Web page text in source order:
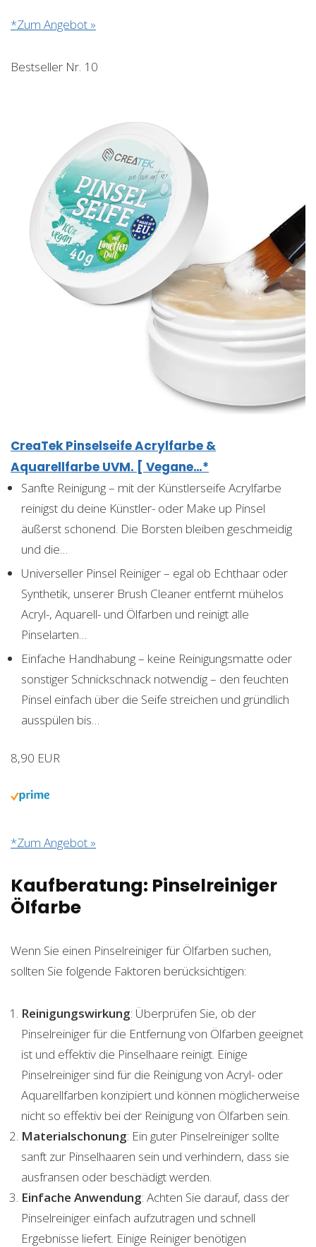
*Zum Angebot »
Bestseller Nr. 10
CreaTek Pinselseife Acrylfarbe &
Aquarellfarbe UVM. [ Vegane…*
Sanfte Reinigung – mit der Künstlerseife Acrylfarbe
reinigst du deine Künstler- oder Make up Pinsel
äußerst schonend. Die Borsten bleiben geschmeidig
und die…
Universeller Pinsel Reiniger – egal ob Echthaar oder
Synthetik, unserer Brush Cleaner entfernt mühelos
Acryl-, Aquarell- und Ölfarben und reinigt alle
Pinselarten…
Einfache Handhabung – keine Reinigungsmatte oder
sonstiger Schnickschnack notwendig – den feuchten
Pinsel einfach über die Seife streichen und gründlich
ausspülen bis…
8,90 EUR
*Zum Angebot »
Kaufberatung: Pinselreiniger
Ölfarbe
Wenn Sie einen Pinselreiniger für Ölfarben suchen,
sollten Sie folgende Faktoren berücksichtigen:
Reinigungswirkung: Überprüfen Sie, ob der
Pinselreiniger für die Entfernung von Ölfarben geeignet
ist und effektiv die Pinselhaare reinigt. Einige
Pinselreiniger sind für die Reinigung von Acryl- oder
Aquarellfarben konzipiert und können möglicherweise
nicht so effektiv bei der Reinigung von Ölfarben sein.
Materialschonung: Ein guter Pinselreiniger sollte
sanft zur Pinselhaaren sein und verhindern, dass sie
ausfransen oder beschädigt werden.
Einfache Anwendung: Achten Sie darauf, dass der
Pinselreiniger einfach aufzutragen und schnell
Ergebnisse liefert. Einige Reiniger benötigen